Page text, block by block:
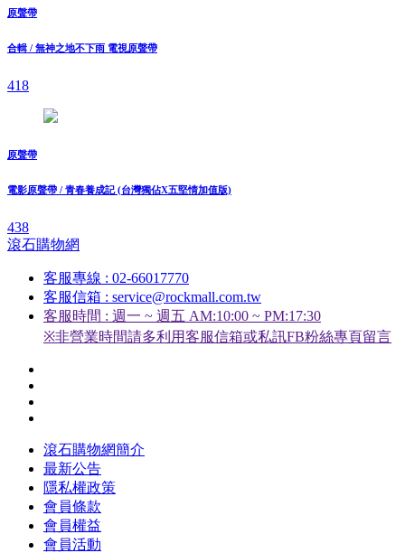
原聲帶
合輯 / 無神之地不下雨 電視原聲帶
418
原聲帶
電影原聲帶 / 青春養成記 (台灣獨佔X五堅情加值版)
438
滾石購物網
客服專線 : 02-66017770
客服信箱 : service@rockmall.com.tw
客服時間 : 週一 ~ 週五 AM:10:00 ~ PM:17:30
※非營業時間請多利用客服信箱或私訊FB粉絲專頁留言
滾石購物網簡介
最新公告
隱私權政策
會員條款
會員權益
會員活動